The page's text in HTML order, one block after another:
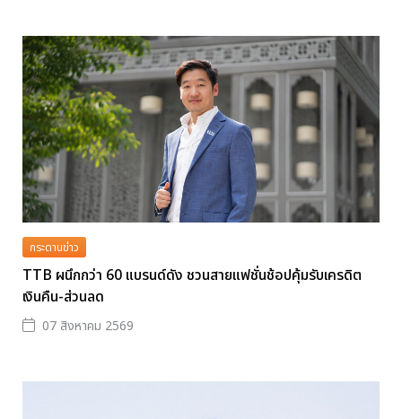
กระดานข่าว
TTB ผนึกกว่า 60 แบรนด์ดัง ชวนสายแฟชั่นช้อปคุ้มรับเครดิต
เงินคืน-ส่วนลด
07 สิงหาคม 2569